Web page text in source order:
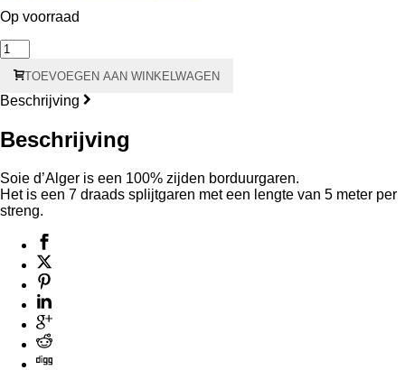
Op voorraad
4242
Soie
d'Alger
aantal
TOEVOEGEN AAN WINKELWAGEN
Beschrijving
Beschrijving
Soie d’Alger is een 100% zijden borduurgaren.
Het is een 7 draads splijtgaren met een lengte van 5 meter per
streng.